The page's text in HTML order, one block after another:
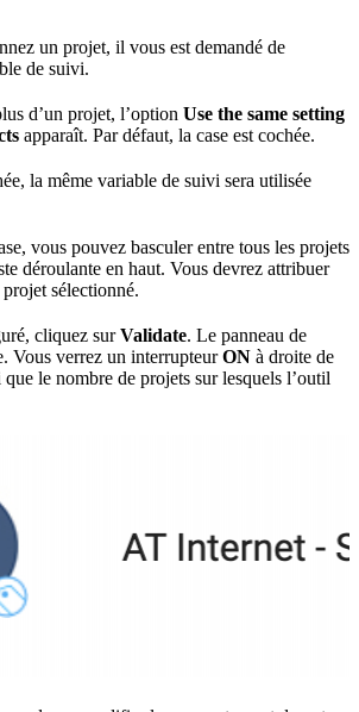
un projet, il vous est demandé de
de suivi.
d’un projet, l’option Use the same setting
apparaît. Par défaut, la case est cochée.
la même variable de suivi sera utilisée
vous pouvez basculer entre tous les projets
déroulante en haut. Vous devrez attribuer
sélectionné.
cliquez surValidate. Le panneau de
Vous verrez un interrupteurON à droite de
le nombre de projets sur lesquels l’outil